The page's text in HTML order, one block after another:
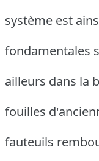
système est
fondamentales
ailleurs dans la
fouilles
fauteuils